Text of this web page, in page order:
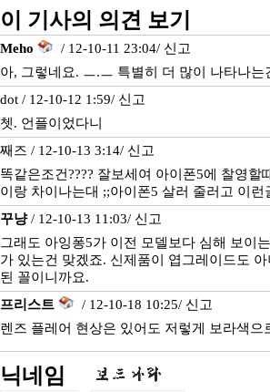
이 기사의 의견 보기
Meho / 12-10-11 23:04/ 신고
아, 그렇네요. ㅡ.ㅡ 특별히 더 많이 나타나는
dot / 12-10-12 1:59/ 신고
쳇. 언플이었다니
째즈 / 12-10-13 3:14/ 신고
똑같은조건???? 잘보세여 아이폰5에 찰영할
이랑 차이나는대 ;;아이폰5 살러 줄러고 이런
꾸냥/ 12-10-13 11:03/ 신고
그래도 아잉퐁5가 이전 모델보다 심해 보이
가 있는건 맞겠죠. 신제품이 엽그레이드도
된 꼴이니까요.
프리스트
/ 12-10-18 10:25/ 신고
렌즈 플레어 현상은 있어도 저렇게 보라색으
닉네임